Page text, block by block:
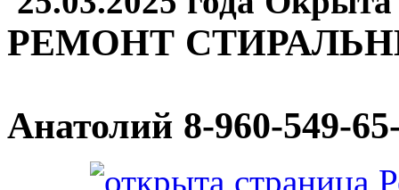
РЕМОНТ
Анатолий 8-960-549-